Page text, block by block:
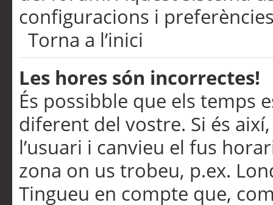
configuracions i
Torna a l’inici
Les hores són incorrectes!
És possibble que els temps
diferent del vostre. Si és
l’usuari i canvieu el fus
zona on us trobeu, p.ex.
Tingueu en compte que,